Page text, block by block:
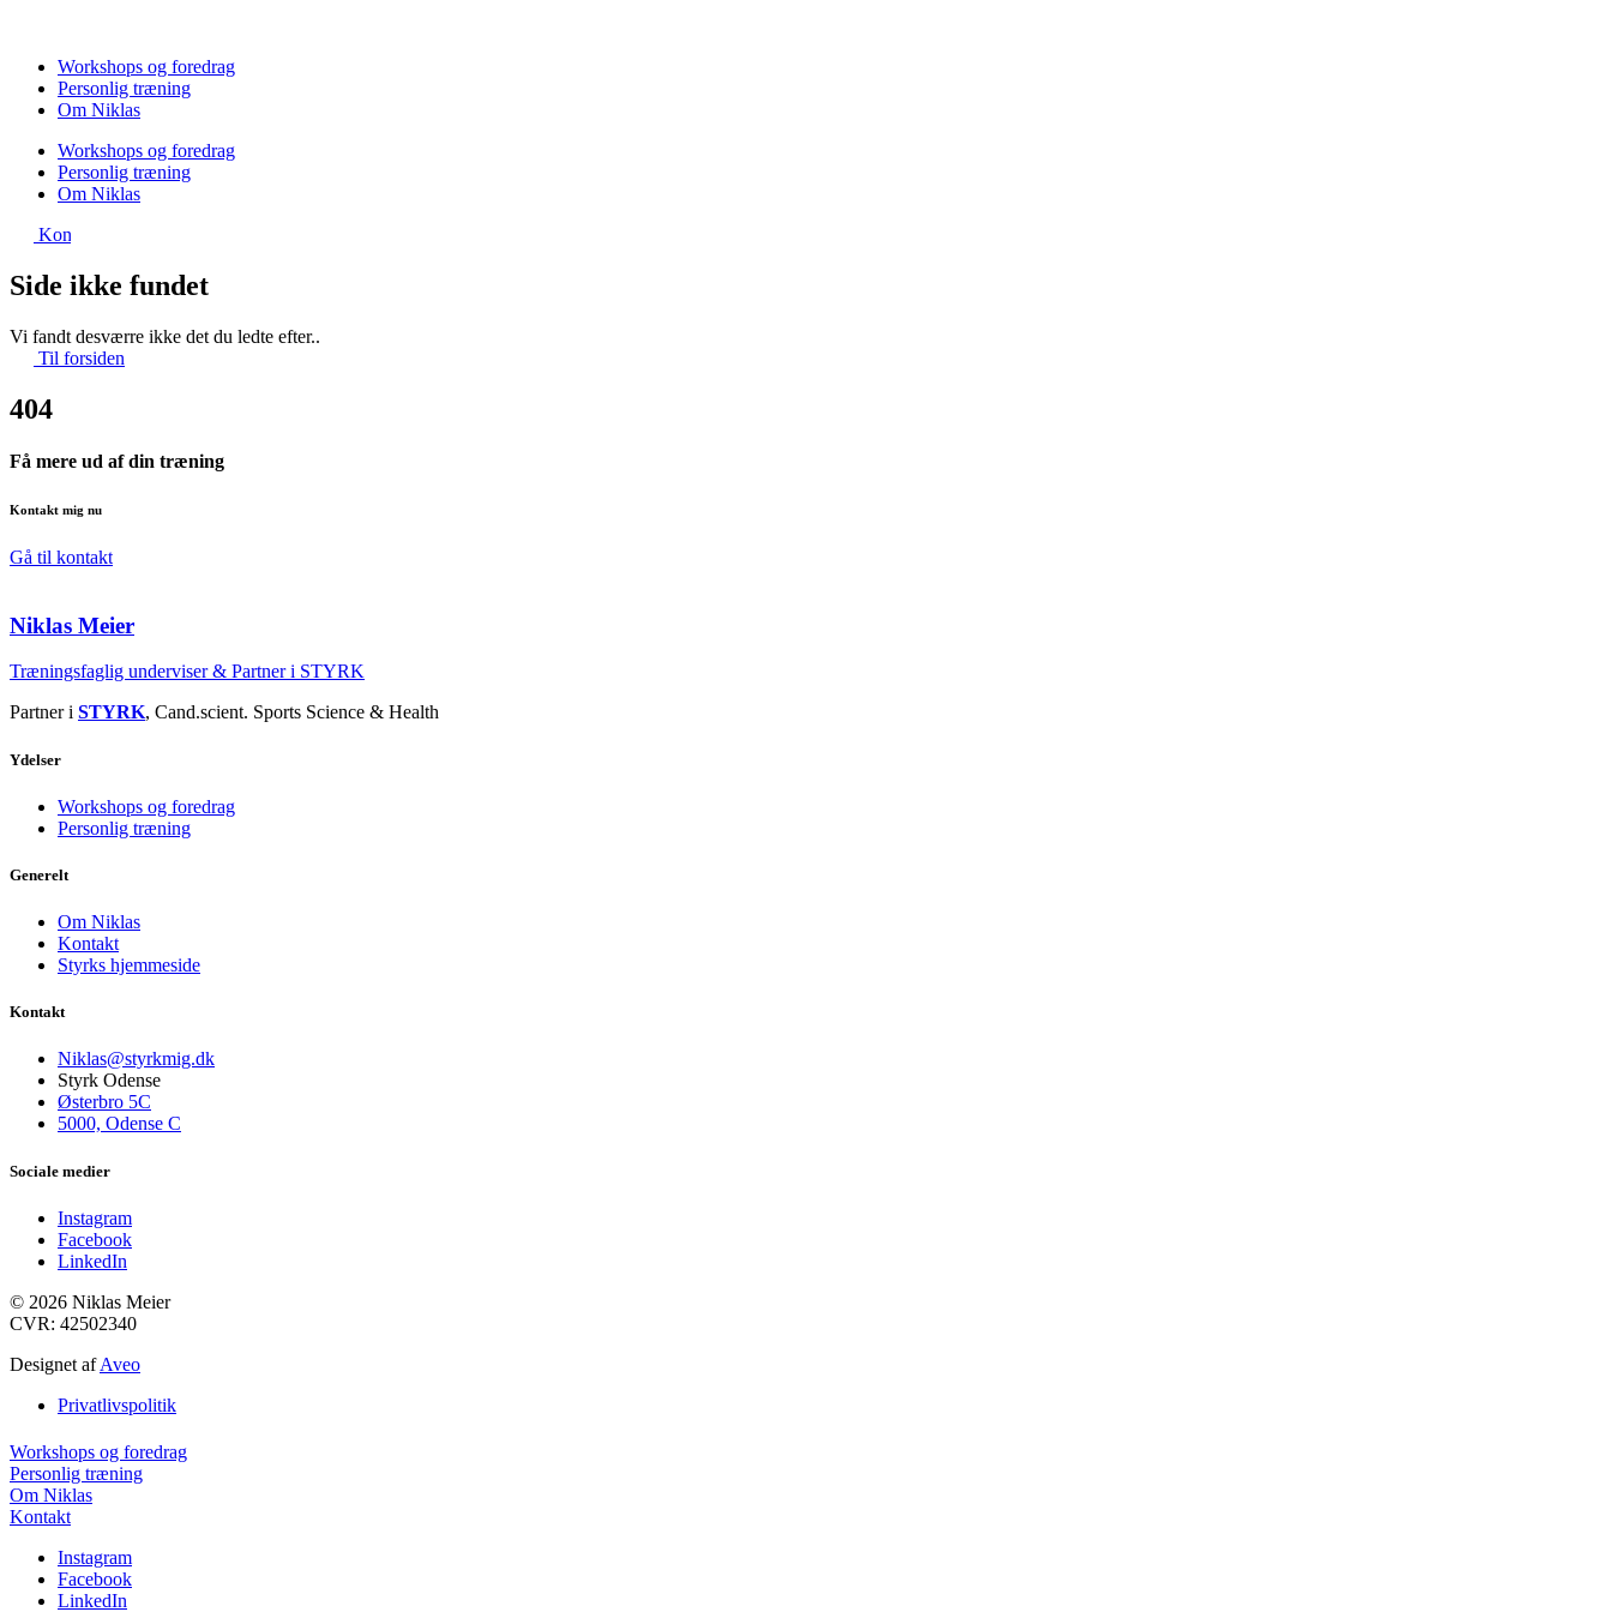
indholdWorkshops og foredrag
Personlig træning
Om Niklas
Workshops og foredrag
Personlig træning
Om Niklas
Kontakt
Side ikke fundet
Vi fandt desværre ikke det du ledte efter..
Til forsiden
404
Få mere ud af din træning
Kontakt mig nu
Gå til kontakt
Niklas Meier
Træningsfaglig underviser & Partner i STYRK
Partner i STYRK, Cand.scient. Sports Science & Health
Ydelser
Workshops og foredrag
Personlig træning
Generelt
Om Niklas
Kontakt
Styrks hjemmeside
Kontakt
Niklas@styrkmig.dk
Styrk Odense
Østerbro 5C
5000, Odense C
Sociale medier
Instagram
Facebook
LinkedIn
© 2026 Niklas Meier
CVR: 42502340
Designet afAveo
Privatlivspolitik
Workshops og foredrag
Personlig træning
Om Niklas
Kontakt
Instagram
Facebook
LinkedIn